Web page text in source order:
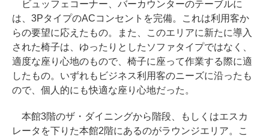
ビュッフェコーナー、バーカウンターのテーブルに
は、3PタイプのACコンセントを完備。これは利用客か
らの要望に応えたもの。また、このエリアに新たに導入
された椅子は、ゆったりとしたソファタイプではなく、
適度な座り心地のもので、椅子に座って作業する際に適
したもの。いずれもビジネス利用客のニーズに沿ったも
ので、個人的にも快適な座り心地だった。
本館3階のザ・ダイニングから階段、もしくはエスカ
レータを下りた本館2階にあるのがラウンジエリア。こ